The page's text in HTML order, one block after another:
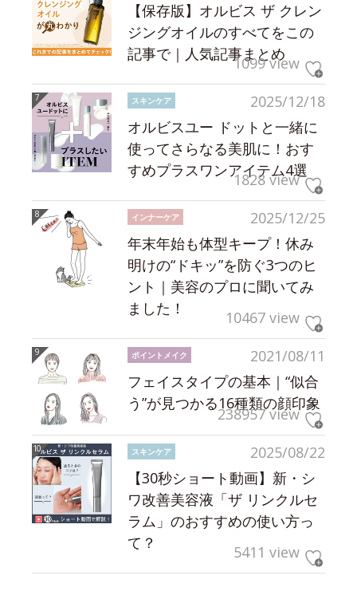
【保存版】オルビス ザ クレン
ジングオイルのすべてをこの
記事で｜人気記事まとめ
1099 view
2025/12/18
スキンケア
オルビスユー ドットと一緒に
使ってさらなる美肌に！おす
すめプラスワンアイテム4選
1828 view
2025/12/25
インナーケア
年末年始も体型キープ！休み
明けの“ドキッ”を防ぐ3つのヒ
ント｜美容のプロに聞いてみ
ました！
10467 view
2021/08/11
ポイントメイク
フェイスタイプの基本｜“似合
う”が見つかる16種類の顔印象
238957 view
2025/08/22
スキンケア
【30秒ショート動画】新・シ
ワ改善美容液「ザ リンクルセ
ラム」のおすすめの使い方っ
て？
5411 view